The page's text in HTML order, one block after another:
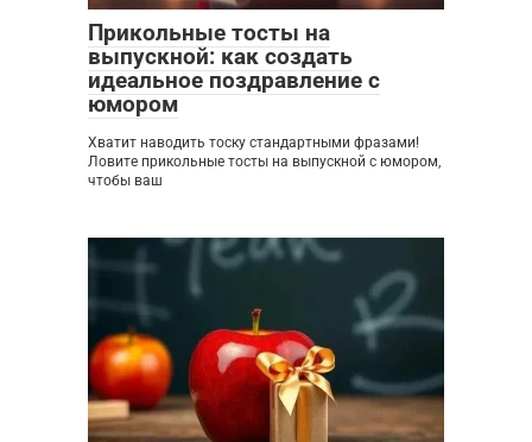
Прикольные тосты на
выпускной: как создать
идеальное поздравление с
юмором
Хватит наводить тоску стандартными фразами!
Ловите прикольные тосты на выпускной с юмором,
чтобы ваш